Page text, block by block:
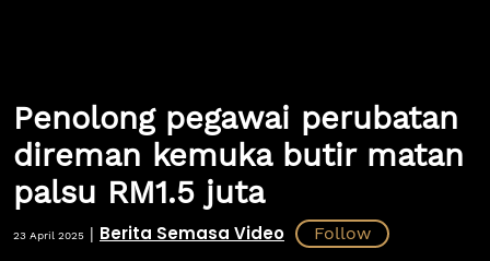
Penolong pegawai perubatan
direman kemuka butir matan
palsu RM1.5 juta
23 April 2025 | Berita Semasa Video